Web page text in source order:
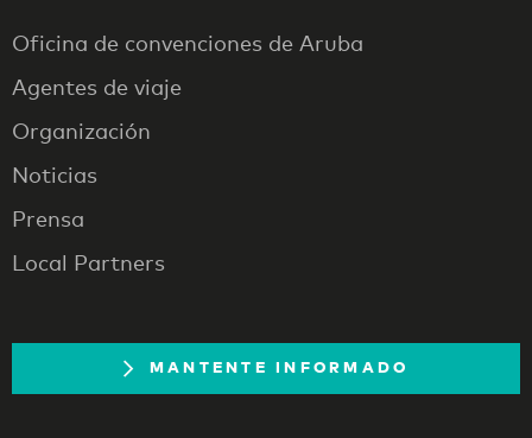
Oficina de convenciones de Aruba
Agentes de viaje
Organización
Noticias
Prensa
Local Partners
MANTENTE INFORMADO